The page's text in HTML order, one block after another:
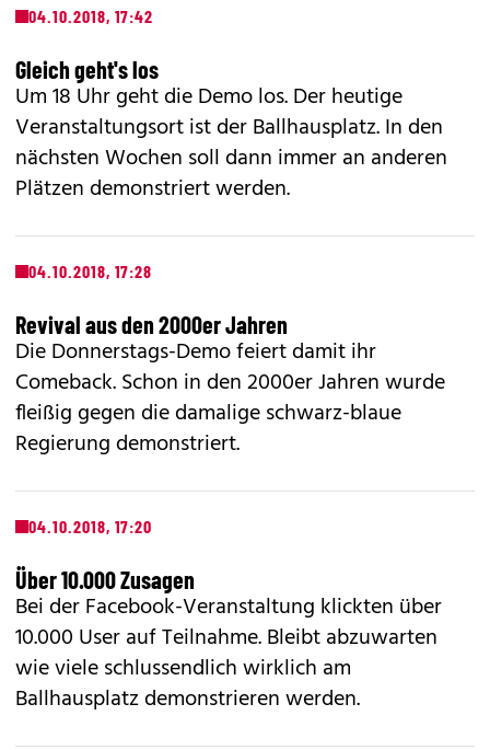
04.10.2018, 17:42
Gleich geht's los
Um 18 Uhr geht die Demo los. Der heutige
Veranstaltungsort ist der Ballhausplatz. In den
nächsten Wochen soll dann immer an anderen
Plätzen demonstriert werden.
04.10.2018, 17:28
Revival aus den 2000er Jahren
Die Donnerstags-Demo feiert damit ihr
Comeback. Schon in den 2000er Jahren wurde
fleißig gegen die damalige schwarz-blaue
Regierung demonstriert.
04.10.2018, 17:20
Über 10.000 Zusagen
Bei der Facebook-Veranstaltung klickten über
10.000 User auf Teilnahme. Bleibt abzuwarten
wie viele schlussendlich wirklich am
Ballhausplatz demonstrieren werden.